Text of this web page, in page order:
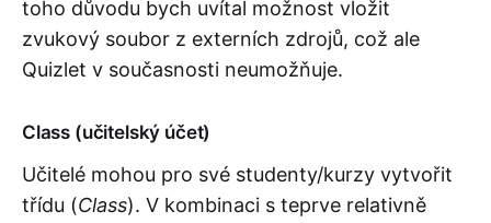
toho důvodu bych uvítal možnost vložit
zvukový soubor z externích zdrojů, což ale
Quizlet v současnosti neumožňuje.
Class (učitelský účet)
Učitelé mohou pro své studenty/kurzy vytvořit
třídu (Class). V kombinaci s teprve relativně